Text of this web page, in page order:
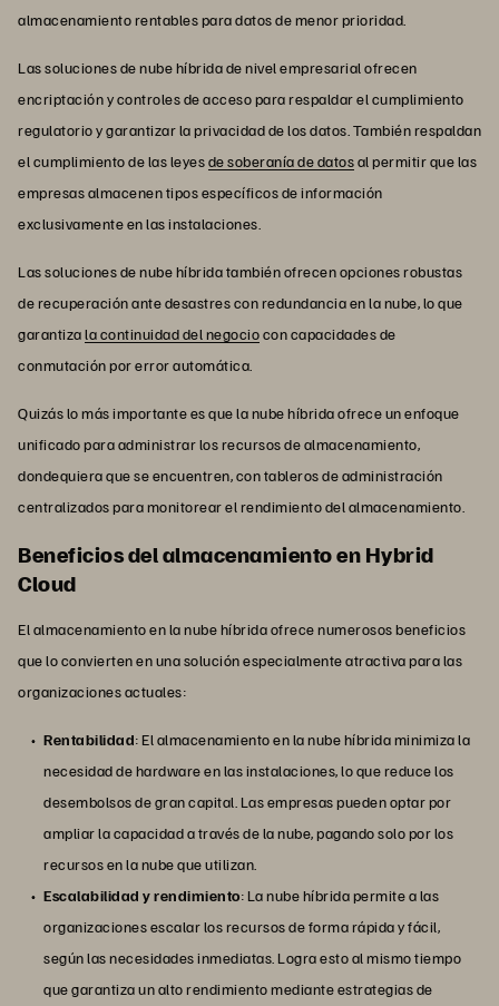
almacenamiento rentables para datos de menor prioridad.
Las soluciones de nube híbrida de nivel empresarial ofrecen
encriptación y controles de acceso para respaldar el cumplimiento
regulatorio y garantizar la privacidad de los datos. También respaldan
el cumplimiento de las leyesde soberanía de datosal permitir que las
empresas almacenen tipos específicos de información
exclusivamente en las instalaciones.
Las soluciones de nube híbrida también ofrecen opciones robustas
de recuperación ante desastres con redundancia en la nube, lo que
garantizala continuidad del negociocon capacidades de
conmutación por error automática.
Quizás lo más importante es que la nube híbrida ofrece un enfoque
unificado para administrar los recursos de almacenamiento,
dondequiera que se encuentren, con tableros de administración
centralizados para monitorear el rendimiento del almacenamiento.
Beneficios del almacenamiento en Hybrid
Cloud
El almacenamiento en la nube híbrida ofrece numerosos beneficios
que lo convierten en una solución especialmente atractiva para las
organizaciones actuales:
Rentabilidad: El almacenamiento en la nube híbrida minimiza la
necesidad de hardware en las instalaciones, lo que reduce los
desembolsos de gran capital. Las empresas pueden optar por
ampliar la capacidad a través de la nube, pagando solo por los
recursos en la nube que utilizan.
Escalabilidad y rendimiento: La nube híbrida permite a las
organizaciones escalar los recursos de forma rápida y fácil,
según las necesidades inmediatas. Logra esto al mismo tiempo
que garantiza un alto rendimiento mediante estrategias de